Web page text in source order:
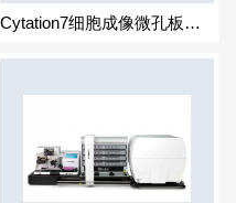
Cytation7细胞成像微孔板检测系统